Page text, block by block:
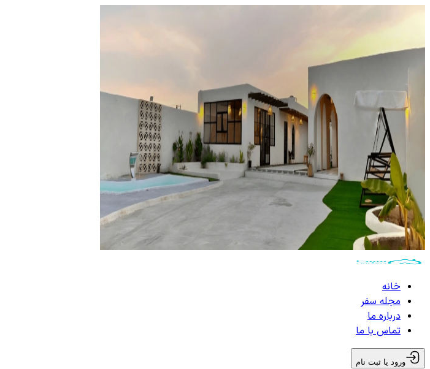
خانه
مجله سفر
درباره ما
تماس با ما
ورود یا ثبت نام